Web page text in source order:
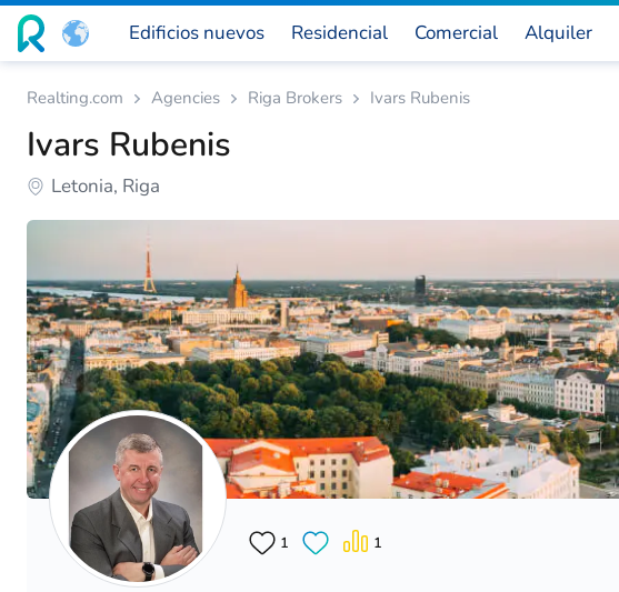
Edificios nuevos Residencial Comercial Alquiler
Realting.com Agencies Riga Brokers Ivars Rubenis
Ivars Rubenis
Letonia, Riga
1 1